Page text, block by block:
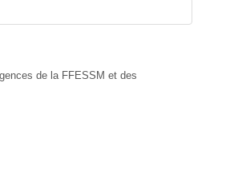
de la FFESSM et des